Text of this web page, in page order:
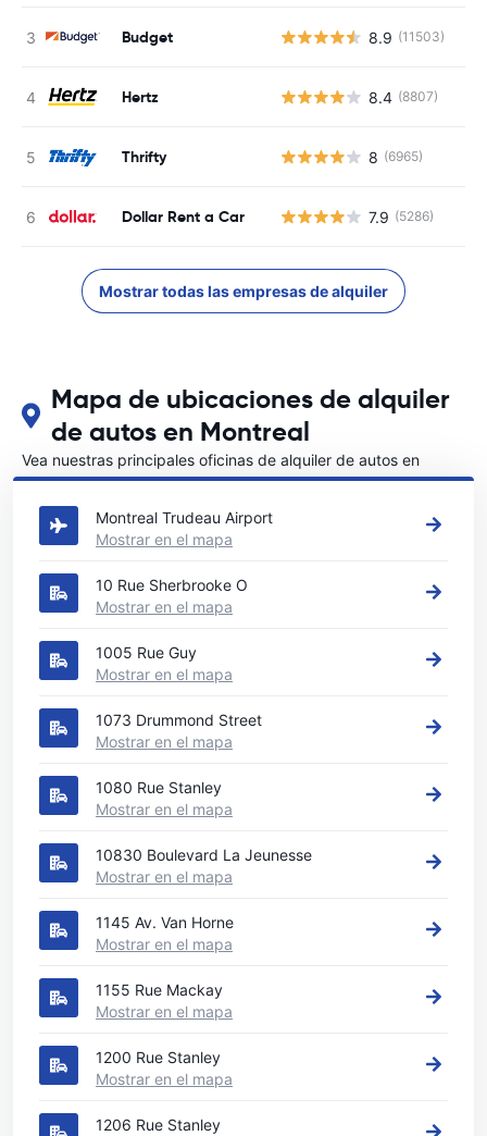
Budget 8.9 (11503)
Hertz 8.4 (8807)
Thrifty 8 (6965)
Dollar Rent a Car 7.9 (5286)
Mostrar todas las empresas de alquiler
Mapa de ubicaciones de alquiler
de autos en Montreal
Vea nuestras principales oficinas de alquiler de autos en
Montreal
Montreal Trudeau Airport
Mostrar en el mapa
10 Rue Sherbrooke O
Mostrar en el mapa
1005 Rue Guy
Mostrar en el mapa
1073 Drummond Street
Mostrar en el mapa
1080 Rue Stanley
Mostrar en el mapa
10830 Boulevard La Jeunesse
Mostrar en el mapa
1145 Av. Van Horne
Mostrar en el mapa
1155 Rue Mackay
Mostrar en el mapa
1200 Rue Stanley
Mostrar en el mapa
1206 Rue Stanley